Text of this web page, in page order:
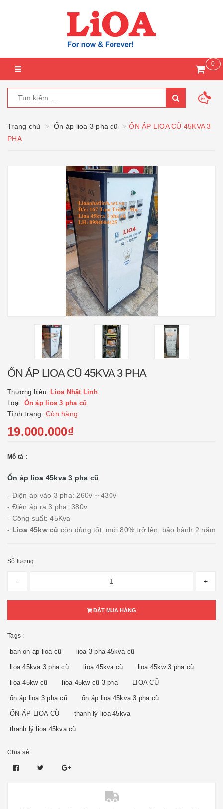
0
Trang chủ Ổn áp lioa 3 pha cũ
ỔN ÁP LIOA CŨ 45KVA 3
PHA
ỔN ÁP LIOA CŨ 45KVA 3 PHA
Thương hiệu: Lioa Nhật Linh
Loại: Ổn áp lioa 3 pha cũ
Tình trạng: Còn hàng
19.000.000₫
Mô tả :
Ổn áp lioa 45kva 3 pha cũ
- Điện áp vào 3 pha: 260v ~ 430v
- Điện áp ra 3 pha: 380v
- Công suất: 45Kva
- Lioa 45kw cũ còn dùng tốt, mới 80% trở lên, bảo hành 2 năm
Số lượng
- +
ĐẶT MUA HÀNG
Tags :
ban on ap lioa cũ lioa 3 pha 45kva cũ
lioa 45kva 3 pha cũ lioa 45kva cũ lioa 45kw 3 pha cũ
lioa 45kw cũ lioa 45kw cũ 3 pha LIOA CŨ
ổn áp lioa 3 pha cũ ổn áp lioa 45kva 3 pha cũ
ỔN ÁP LIOA CŨ thanh lý lioa 45kva
thanh lý lioa 45kva cũ
Chia sẻ: